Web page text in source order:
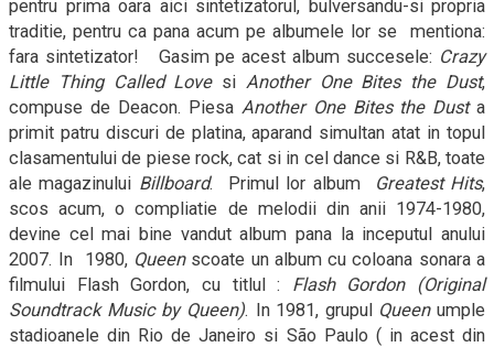
pentru prima oara aici sintetizatorul, bulversandu-si propria
traditie, pentru ca pana acum pe albumele lor se
mentiona:
fara sintetizator!
Gasim pe acest album succesele: Crazy
Little Thing Called Lovesi Another One Bites the Dust,
compuse de Deacon. PiesaAnother One Bites the Dusta
primit patru discuri de platina, aparand simultan atat in topul
clasamentului de piese rock, cat si in cel dance si R&B, toate
ale magazinului Billboard. Primul lor album Greatest Hits,
scos acum, o compliatie de melodii din anii 1974-1980,
devine cel mai bine vandut album pana la inceputul anului
2007. In
1980, Queenscoate un album cu coloana sonara a
filmului Flash Gordon, cu titlul : Flash Gordon (Original
Soundtrack Music by Queen). In 1981, grupul Queen umple
stadioanele din Rio de Janeiro si São Paulo ( in acest din